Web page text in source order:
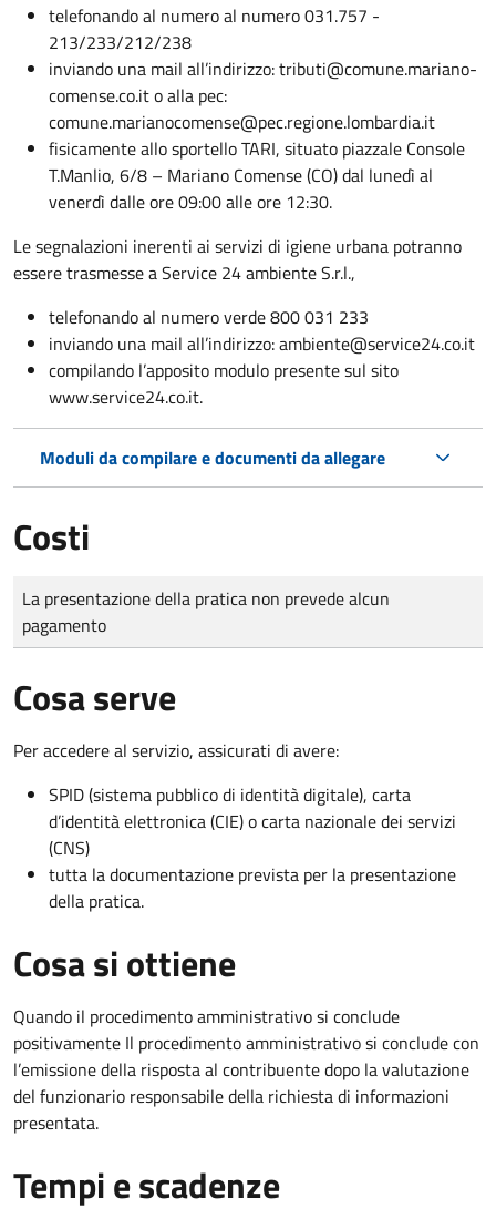
telefonando al numero al numero 031.757 -
213/233/212/238
inviando una mail all’indirizzo: tributi@comune.mariano-
comense.co.it o alla pec:
comune.marianocomense@pec.regione.lombardia.it
fisicamente allo sportello TARI, situato piazzale Console
T.Manlio, 6/8 – Mariano Comense (CO) dal lunedì al
venerdì dalle ore 09:00 alle ore 12:30.
Le segnalazioni inerenti ai servizi di igiene urbana potranno
essere trasmesse a Service 24 ambiente S.r.l.,
telefonando al numero verde 800 031 233
inviando una mail all’indirizzo: ambiente@service24.co.it
compilando l’apposito modulo presente sul sito
www.service24.co.it.
Moduli da compilare e documenti da allegare
Costi
Tipo di pagamento
Importo
La presentazione della pratica non prevede alcun
pagamento
Cosa serve
Per accedere al servizio, assicurati di avere:
SPID (sistema pubblico di identità digitale), carta
d’identità elettronica (CIE) o carta nazionale dei servizi
(CNS)
tutta la documentazione prevista per la presentazione
della pratica.
Cosa si ottiene
Quando il procedimento amministrativo si conclude
positivamente Il procedimento amministrativo si conclude con
l’emissione della risposta al contribuente dopo la valutazione
del funzionario responsabile della richiesta di informazioni
presentata.
Tempi e scadenze